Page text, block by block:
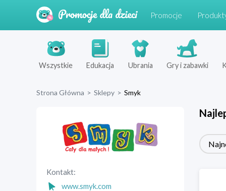
Promocje
Wszystkie Edukacja Ubrania Gry i zabawki
Strona Główna > Sklepy > Smyk
Kontakt:
www.smyk.com